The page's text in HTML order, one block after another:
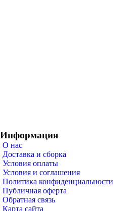
Информация
О нас
Доставка и сборка
Условия оплаты
Условия и соглашения
Политика конфиденциальности
Публичная оферта
Обратная связь
Карта сайта